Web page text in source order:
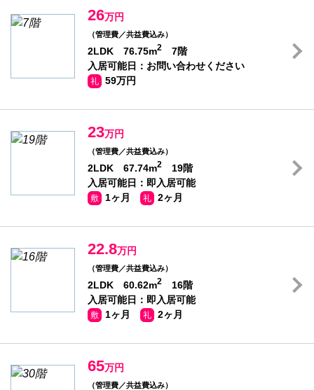
26万円
（管理費／共益費込み）
2LDK 76.75m2
7階
入居可能日：お問い合わせください
礼 59万円
23万円
（管理費／共益費込み）
2LDK 67.74m2
19階
入居可能日：即入居可能
敷 1ヶ月 礼 2ヶ月
22.8万円
（管理費／共益費込み）
2LDK 60.62m2
16階
入居可能日：即入居可能
敷 1ヶ月 礼 2ヶ月
65万円
（管理費／共益費込み）